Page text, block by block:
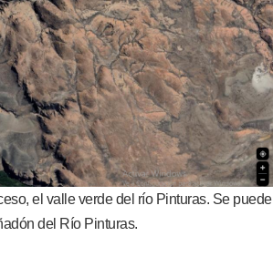
el valle verde del río Pinturas. Se puede
del Río Pinturas.